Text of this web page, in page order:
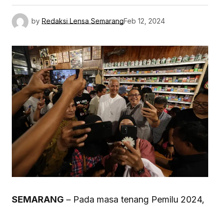
by Redaksi Lensa SemarangFeb 12, 2024
SEMARANG – Pada masa tenang Pemilu 2024,